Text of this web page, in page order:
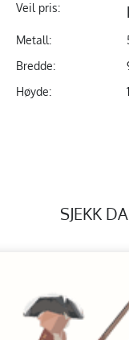
Veil pris:
Metall:
Bredde:
Høyde:
SJEKK